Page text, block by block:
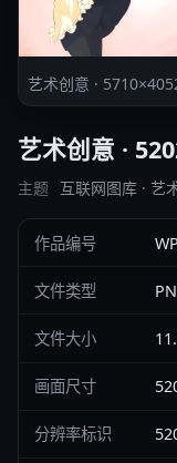
艺术创意 ·
艺术创意 ·
主题 互联网图库 · 艺
作品编号
文件类型
文件大小
画面尺寸
分辨率标识